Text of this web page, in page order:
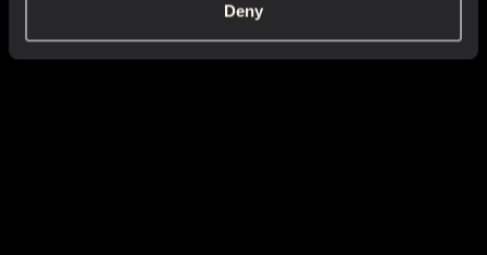
Deny